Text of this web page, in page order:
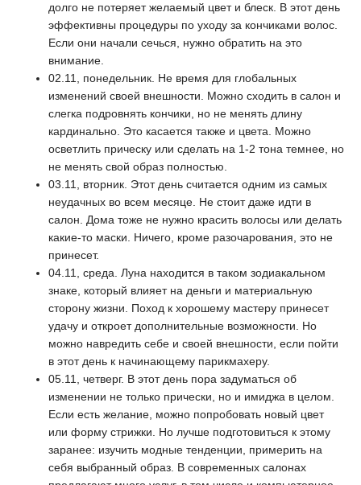
долго не потеряет желаемый цвет и блеск. В этот день
эффективны процедуры по уходу за кончиками волос.
Если они начали сечься, нужно обратить на это
внимание.
02.11, понедельник. Не время для глобальных
изменений своей внешности. Можно сходить в салон и
слегка подровнять кончики, но не менять длину
кардинально. Это касается также и цвета. Можно
осветлить прическу или сделать на 1-2 тона темнее, но
не менять свой образ полностью.
03.11, вторник. Этот день считается одним из самых
неудачных во всем месяце. Не стоит даже идти в
салон. Дома тоже не нужно красить волосы или делать
какие-то маски. Ничего, кроме разочарования, это не
принесет.
04.11, среда. Луна находится в таком зодиакальном
знаке, который влияет на деньги и материальную
сторону жизни. Поход к хорошему мастеру принесет
удачу и откроет дополнительные возможности. Но
можно навредить себе и своей внешности, если пойти
в этот день к начинающему парикмахеру.
05.11, четверг. В этот день пора задуматься об
изменении не только прически, но и имиджа в целом.
Если есть желание, можно попробовать новый цвет
или форму стрижки. Но лучше подготовиться к этому
заранее: изучить модные тенденции, примерить на
себя выбранный образ. В современных салонах